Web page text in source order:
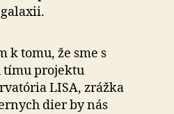
k tomu, že sme s
tímu projektu
LISA, zrážka
dier by nás